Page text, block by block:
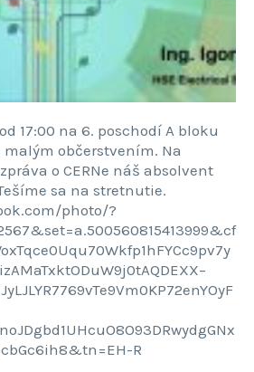
17:00 na 6. poschodí A bloku
malým občerstvením. Na
o CERNe náš absolvent
sa na stretnutie.
photo/?
R